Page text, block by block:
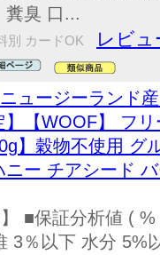
糞臭 口...
別 カードOK
レビュ
ュージーランド
】【WOOF】 フ
】穀物不使用 グ
ニー チアシード
】 ■保証分析値 (
3％以下 水分 5%